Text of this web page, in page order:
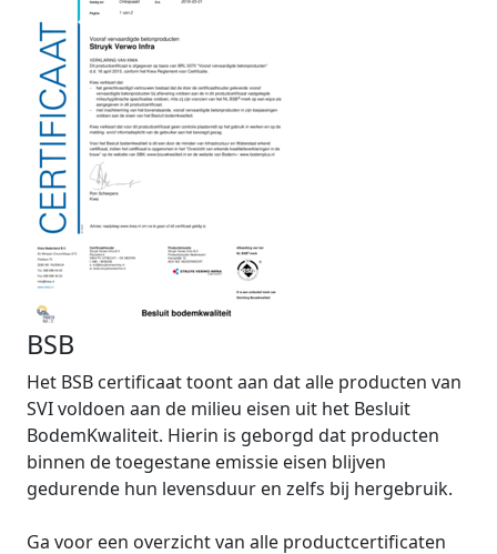
BSB
Het BSB certificaat toont aan dat alle producten van
SVI voldoen aan de milieu eisen uit het Besluit
BodemKwaliteit. Hierin is geborgd dat producten
binnen de toegestane emissie eisen blijven
gedurende hun levensduur en zelfs bij hergebruik.
Ga voor een overzicht van alle productcertificaten